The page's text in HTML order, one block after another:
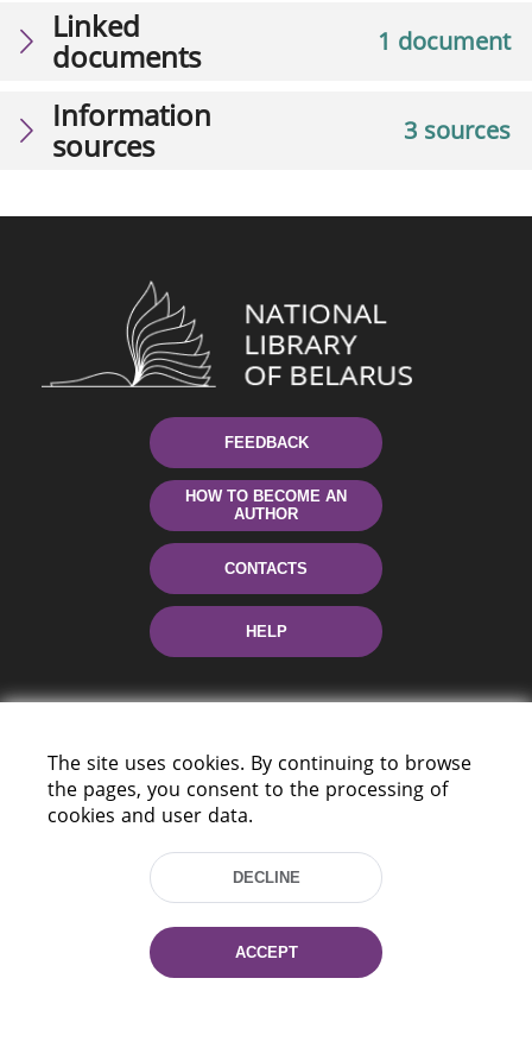
1 document
Linked
documents
3 sources
Information
sources
FEEDBACK
HOW TO BECOME AN
AUTHOR
CONTACTS
HELP
220114, Niezaležnasci Ave. 116, Minsk,
Tel.: (+375 17) 368 37 37
Fax: (+375 17) 368 97 06
E-mail: inbox@nlb.by
The site uses cookies. By continuing to browse
the pages, you consent to the processing of
cookies and user data.
DECLINE
ACCEPT